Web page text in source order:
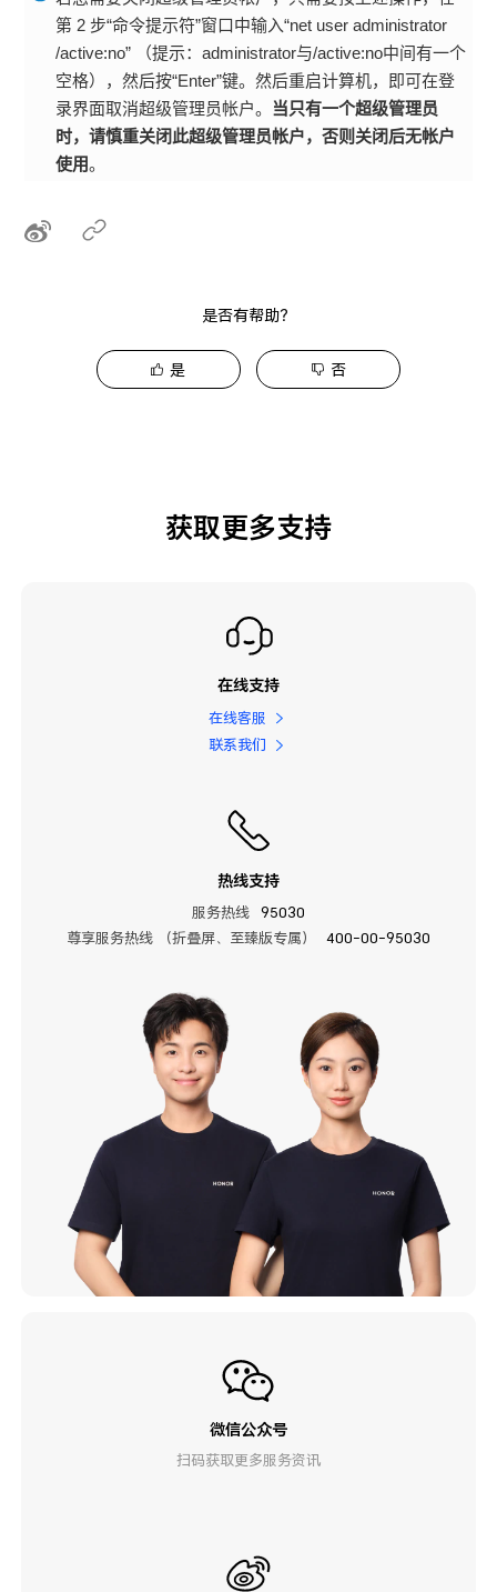
第 2 步“命令提示符”窗口中输入“net user administrator
/active:no” （提示：administrator与/active:no中间有一个
空格），然后按“Enter”键。然后重启计算机，即可在登
录界面取消超级管理员帐户。 当只有一个超级管理员
时，请慎重关闭此超级管理员帐户，否则关闭后无帐户
使用。
是否有帮助？
是 否
获取更多支持
在线支持
在线客服
联系我们
热线支持
服务热线
95030
尊享服务热线 （折叠屏、至臻版专属）
400-00-95030
微信公众号
扫码获取更多服务资讯